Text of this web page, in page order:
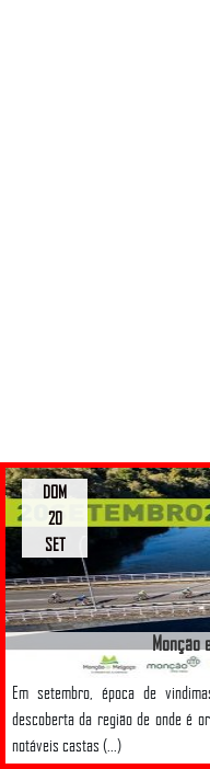
Monção
Em setembro, época de
descoberta da região de onde é
notáveis castas (...)
DOM
20
SET